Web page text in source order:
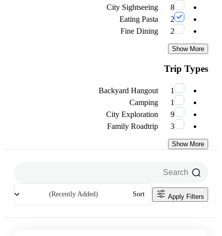
City Sightseeing
8
Eating Pasta
2
Fine Dining
2
Show More
Trip Types
Backyard Hangout
1
Camping
1
City Exploration
9
Family Roadtrip
3
Show More
Sort Apply Filters